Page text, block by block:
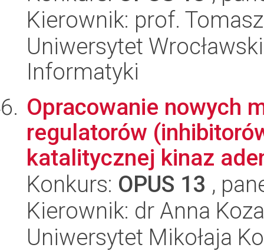
Kierownik: prof.
Uniwersytet
Informatyki
Opracowanie nowych
regulatorów
katalitycznej kinaz
Konkurs: OPUS 13 ,
Kierownik: dr Anna
Uniwersytet Mikołaja